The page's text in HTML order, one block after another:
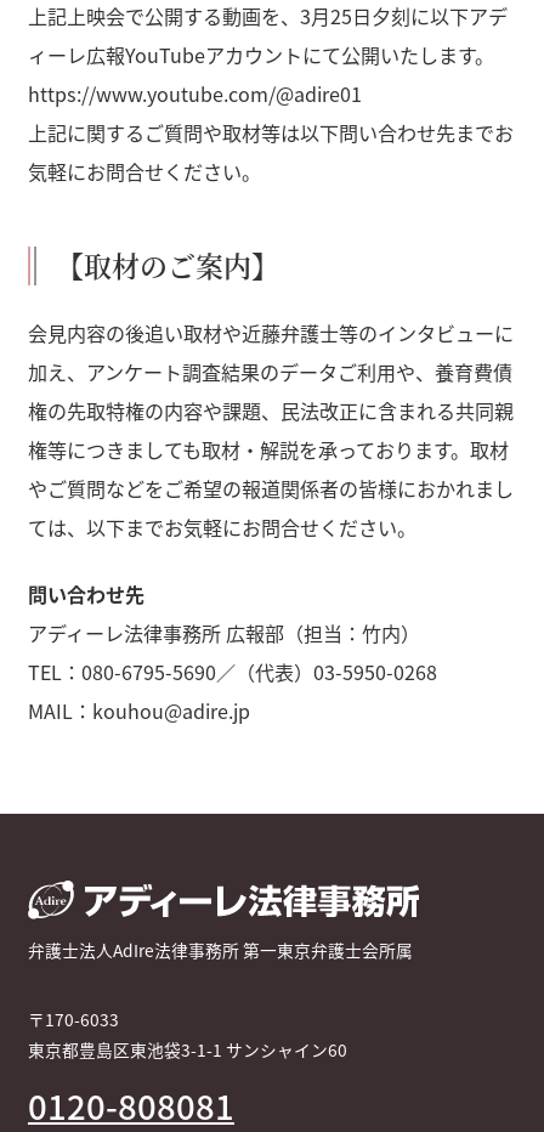
上記上映会で公開する動画を、3月25日夕刻に以下アデ
ィーレ広報YouTubeアカウントにて公開いたします。
https://www.youtube.com/@adire01
上記に関するご質問や取材等は以下問い合わせ先までお
気軽にお問合せください。
【取材のご案内】
会見内容の後追い取材や近藤弁護士等のインタビューに
加え、アンケート調査結果のデータご利用や、養育費債
権の先取特権の内容や課題、民法改正に含まれる共同親
権等につきましても取材・解説を承っております。取材
やご質問などをご希望の報道関係者の皆様におかれまし
ては、以下までお気軽にお問合せください。
問い合わせ先
アディーレ法律事務所 広報部（担当：竹内）
TEL：080-6795-5690／（代表）03-5950-0268
MAIL：kouhou@adire.jp
弁護士法人AdIre法律事務所 第一東京弁護士会所属
〒170-6033
東京都豊島区東池袋3-1-1 サンシャイン60
0120-808081